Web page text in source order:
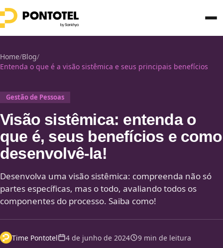
Home/Blog/
Entenda o que é a visão sistêmica e seus principais benefícios
Gestão de Pessoas
Visão sistêmica: entenda o
que é, seus benefícios e como
desenvolvê-la!
Desenvolva uma visão sistêmica: compreenda não só
partes específicas, mas o todo, avaliando todos os
componentes do processo. Saiba como!
Time Pontotel 4 de junho de 2024 9 min de leitura